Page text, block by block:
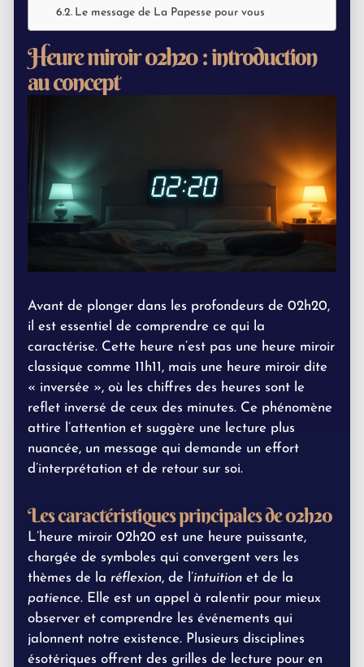
Le message de La Papesse pour vous
Heure miroir 02h20 : introduction
au concept
Avant de plonger dans les profondeurs de 02h20,
il est essentiel de comprendre ce qui la
caractérise. Cette heure n’est pas une heure miroir
classique comme 11h11, mais une heure miroir dite
« inversée », où les chiffres des heures sont le
reflet inversé de ceux des minutes. Ce phénomène
attire l’attention et suggère une lecture plus
nuancée, un message qui demande un effort
d’interprétation et de retour sur soi.
Les caractéristiques principales de 02h20
L’heure miroir 02h20 est une heure puissante,
chargée de symboles qui convergent vers les
thèmes de la réflexion, de l’intuition et de la
patience. Elle est un appel à ralentir pour mieux
observer et comprendre les événements qui
jalonnent notre existence. Plusieurs disciplines
ésotériques offrent des grilles de lecture pour en